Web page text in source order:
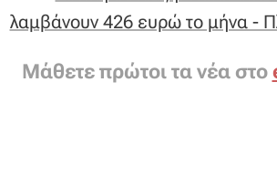
λαμβάνουν 426 ευρώ το μήνα -
Μάθετε πρώτοι τα νέα στο